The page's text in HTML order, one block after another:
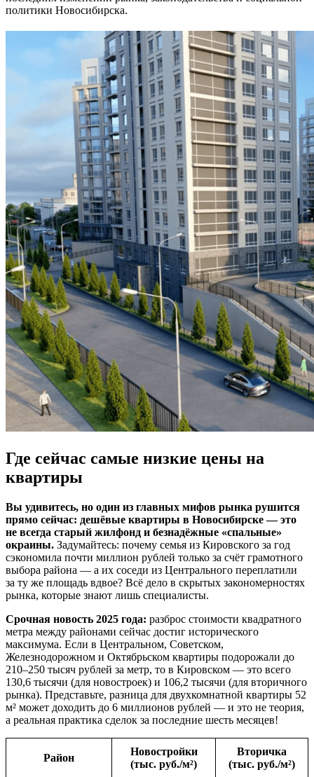
политики Новосибирска.
Где сейчас самые низкие цены на
квартиры
Вы удивитесь, но один из главных мифов рынка рушится
прямо сейчас: дешёвые квартиры в Новосибирске — это
не всегда старый жилфонд и безнадёжные «спальные»
окраины. Задумайтесь: почему семья из Кировского за год
сэкономила почти миллион рублей только за счёт грамотного
выбора района — а их соседи из Центрального переплатили
за ту же площадь вдвое? Всё дело в скрытых закономерностях
рынка, которые знают лишь специалисты.
Срочная новость 2025 года: разброс стоимости квадратного
метра между районами сейчас достиг исторического
максимума. Если в Центральном, Советском,
Железнодорожном и Октябрьском квартиры подорожали до
210–250 тысяч рублей за метр, то в Кировском — это всего
130,6 тысячи (для новостроек) и 106,2 тысячи (для вторичного
рынка). Представьте, разница для двухкомнатной квартиры 52
м² может доходить до 6 миллионов рублей — и это не теория,
а реальная практика сделок за последние шесть месяцев!
Район
Новостройки
(тыс. руб./м²)
Вторичка
(тыс. руб./м²)